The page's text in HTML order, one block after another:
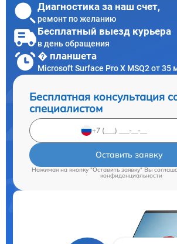
Диагностика за наш счет,
ремонт по желанию
Бесплатный выезд курьера
в день обращения
� планшета
Microsoft Surface Pro X MSQ2 от 35
Бесплатная консультация
специалистом
Оставить заявку
Нажимая на кнопку "Оставить заявку" Вы
конфиденциальности